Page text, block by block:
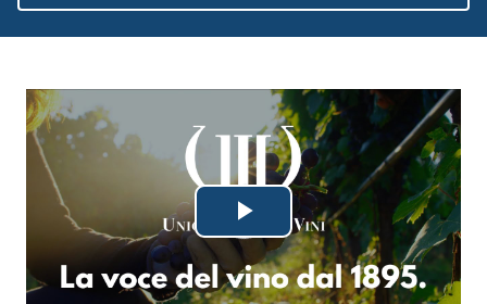
Lettore
in
caricamento.
Riproduci
il